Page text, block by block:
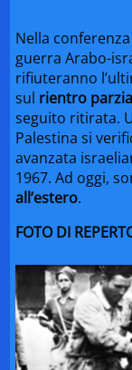
Nella
guerra Arabo-
rifiuteranno
sul rientro
seguito ritirata.
Palestina si
avanzata
1967. Ad oggi,
all’estero.
FOTO DI